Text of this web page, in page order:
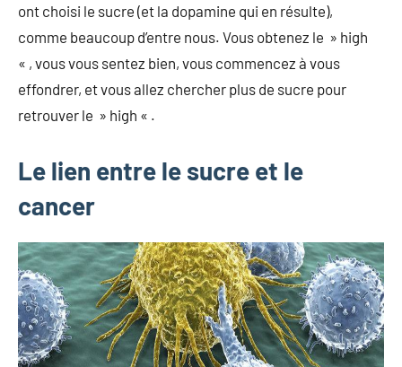
ont choisi le sucre (et la dopamine qui en résulte),
comme beaucoup d’entre nous. Vous obtenez le » high
« , vous vous sentez bien, vous commencez à vous
effondrer, et vous allez chercher plus de sucre pour
retrouver le » high « .
Le lien entre le sucre et le
cancer